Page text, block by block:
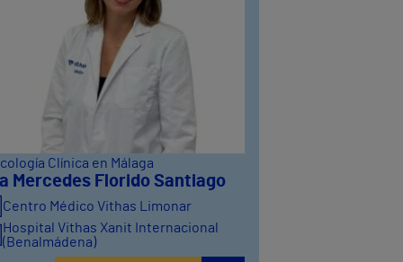
Clínica en Málaga
Mercedes Florido Santiago
Centro Médico Vithas Limonar
Hospital Vithas Xanit Internacional
(Benalmádena)